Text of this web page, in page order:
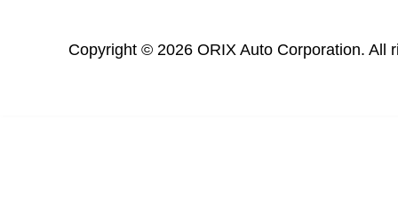
Copyright © 2026 ORIX Auto Corporation. All